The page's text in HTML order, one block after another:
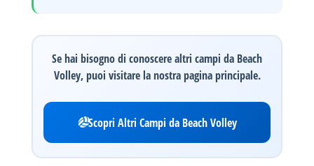
Se hai bisogno di conoscere altri campi da Beach
Volley, puoi visitare la nostra pagina principale.
Scopri Altri Campi da Beach Volley